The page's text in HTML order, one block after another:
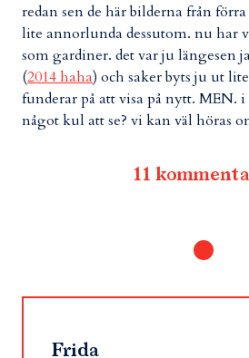
redan sen de här bilderna från
lite annorlunda dessutom. nu har
som gardiner. det var ju längesen
(2014 haha) och saker byts ju ut
funderar på att visa på nytt. MEN.
något kul att se? vi kan väl höras
11
Frida